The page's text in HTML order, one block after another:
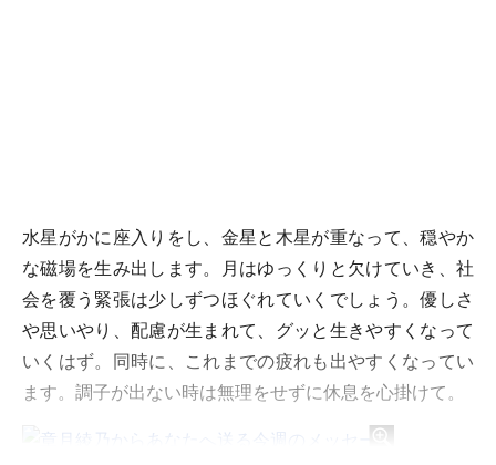
水星がかに座入りをし、金星と木星が重なって、穏やか
な磁場を生み出します。月はゆっくりと欠けていき、社
会を覆う緊張は少しずつほぐれていくでしょう。優しさ
や思いやり、配慮が生まれて、グッと生きやすくなって
いくはず。同時に、これまでの疲れも出やすくなってい
ます。調子が出ない時は無理をせずに休息を心掛けて。